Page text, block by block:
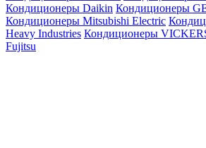
Кондиционеры Daikin Кондиционеры
Кондиционеры Mitsubishi Electric
Heavy Industries Кондиционеры
Fujitsu